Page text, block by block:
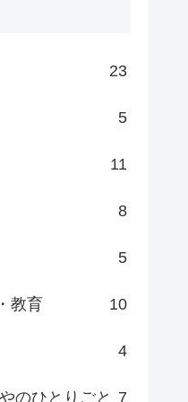
23
5
11
8
5
教育 10
4
のひとりごと 7